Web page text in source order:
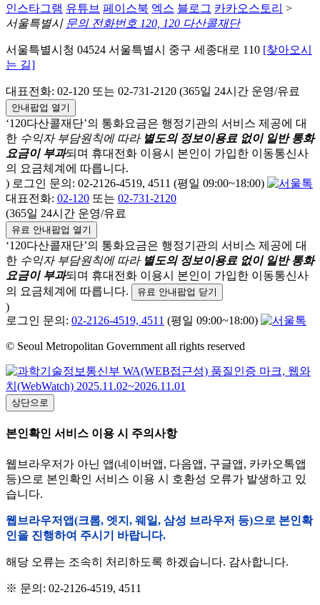
인스타그램 유튜브 페이스북 엑스 블로그 카카오스토리 >
서울특별시 문의 전화번호 120, 120 다산콜재단
서울특별시청 04524 서울특별시 중구 세종대로 110 [찾아오시
는 길]
대표전화: 02-120 또는 02-731-2120 (365일 24시간 운영/유료
안내팝업 열기
‘120다산콜재단’의 통화요금은 행정기관의 서비스 제공에 대
한 수익자 부담원칙에 따라 별도의 정보이용료 없이 일반 통화
요금이 부과되며 휴대전화 이용시 본인이 가입한 이동통신사
의 요금체계에 따릅니다.
) 로그인 문의: 02-2126-4519, 4511 (평일 09:00~18:00)
대표전화: 02-120 또는 02-731-2120
(365일 24시간 운영/유료
유료 안내팝업 열기
‘120다산콜재단’의 통화요금은 행정기관의 서비스 제공에 대
한 수익자 부담원칙에 따라 별도의 정보이용료 없이 일반 통화
요금이 부과되며 휴대전화 이용시 본인이 가입한 이동통신사
의 요금체계에 따릅니다.
유료 안내팝업 닫기
)
로그인 문의: 02-2126-4519, 4511 (평일 09:00~18:00)
© Seoul Metropolitan Government all rights reserved
상단으로
본인확인 서비스 이용 시 주의사항
웹브라우저가 아닌 앱(네이버앱, 다음앱, 구글앱, 카카오톡앱
등)으로 본인확인 서비스 이용 시 호환성 오류가 발생하고 있
습니다.
웹브라우저앱(크롬, 엣지, 웨일, 삼성 브라우저 등)으로 본인확
인을 진행하여 주시기 바랍니다.
해당 오류는 조속히 처리하도록 하겠습니다. 감사합니다.
※ 문의: 02-2126-4519, 4511